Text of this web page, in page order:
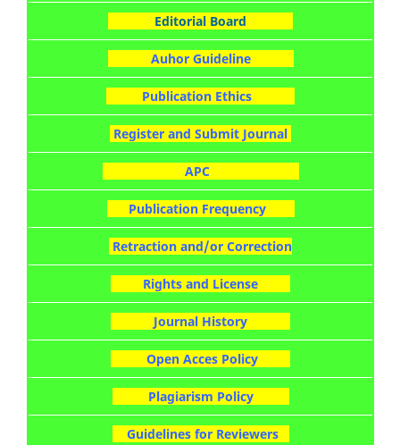
Editorial Board
Auhor Guideline
Publication Ethics
Register and Submit Journal
APC
Publication Frequency
Retraction and/or Correction
Rights and License
Journal History
Open Acces Policy
Plagiarism Policy
Guidelines for Reviewers